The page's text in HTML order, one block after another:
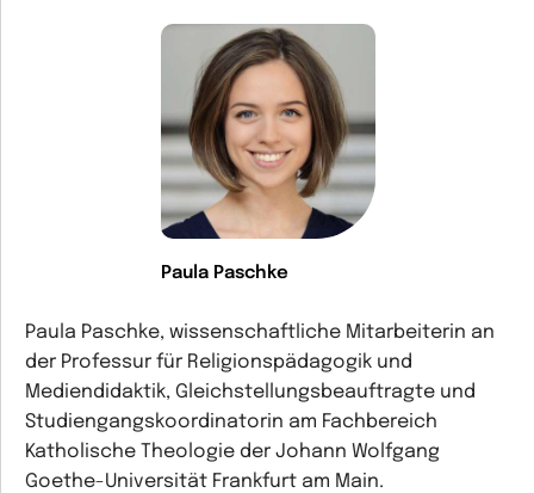
Paula Paschke
Paula Paschke, wissenschaftliche Mitarbeiterin an
der Professur für Religionspädagogik und
Mediendidaktik, Gleichstellungsbeauftragte und
Studiengangskoordinatorin am Fachbereich
Katholische Theologie der Johann Wolfgang
Goethe-Universität Frankfurt am Main.